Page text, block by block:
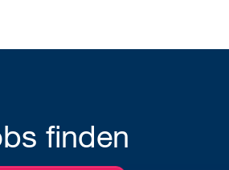
finden